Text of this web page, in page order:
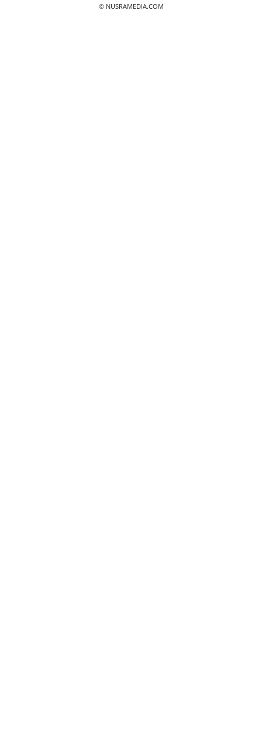
© NUSRAMEDIA.COM